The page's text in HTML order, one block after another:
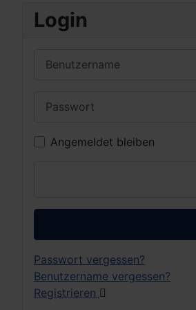
Login
Angemeldet bleiben
Passwort vergessen?
Benutzername vergessen?
Registrieren